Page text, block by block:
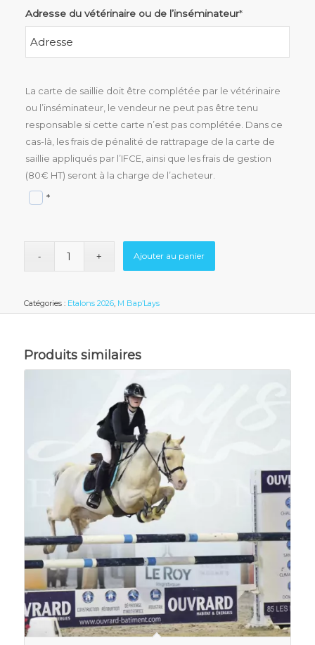
Adresse du vétérinaire ou de l’inséminateur*
La carte de saillie doit être complétée par le vétérinaire
ou l’inséminateur, le vendeur ne peut pas être tenu
responsable si cette carte n’est pas complétée. Dans ce
cas-là, les frais de pénalité de rattrapage de la carte de
saillie appliqués par l’IFCE, ainsi que les frais de gestion
(80€ HT) seront à la charge de l’acheteur.
*
Ajouter au panier
Catégories : Etalons 2026, M Bap’Lays
Produits similaires